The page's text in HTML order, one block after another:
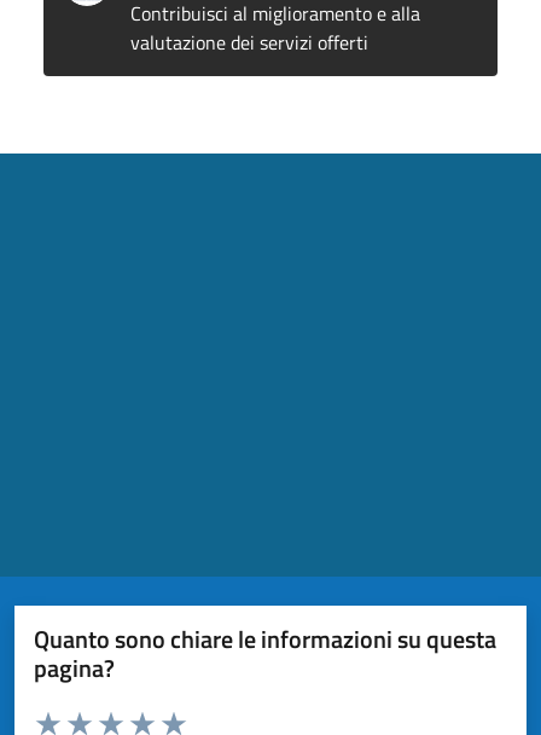
Contribuisci al miglioramento e alla
valutazione dei servizi offerti
Quanto sono chiare le informazioni su questa
pagina?
Valuta da 1 a 5 stelle la pagina